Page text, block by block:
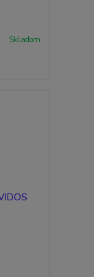
Skladom